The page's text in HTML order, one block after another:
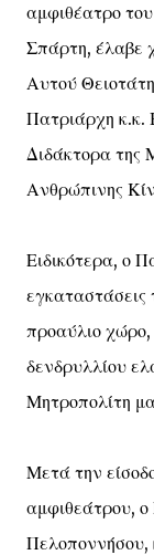
αμφιθέατρο
Σπάρτη, έλαβε
Αυτού
Πατριάρχη
Διδάκτορα της
Ανθρώπινης
Ειδικότερα, ο
εγκαταστάσεις
προαύλιο
δενδρυλλίου
Μητροπολίτη
Μετά την
αμφιθεάτρου,
Πελοποννήσου,